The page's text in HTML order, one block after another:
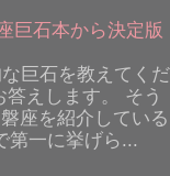
巨石本から決定版
巨石を教えてくだ
えします。 そう
座を紹介している
第一に挙げら...